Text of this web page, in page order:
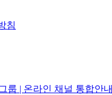
침
룹 | 온라인 채널 통합안내